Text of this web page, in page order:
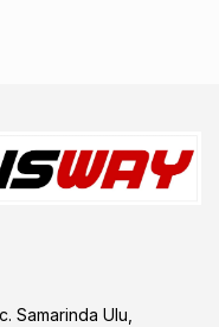
Samarinda Ulu,